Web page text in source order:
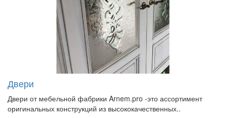
Двери
Двери от мебельной фабрики Arnem.pro -это ассортимент
оригинальных конструкций из высококачественных..